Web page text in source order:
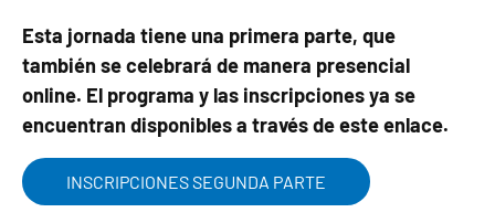
Esta jornada tiene una primera parte, que
también se celebrará de manera presencial
online. El programa y las inscripciones ya se
encuentran disponibles a través deeste enlace.
INSCRIPCIONES SEGUNDA PARTE